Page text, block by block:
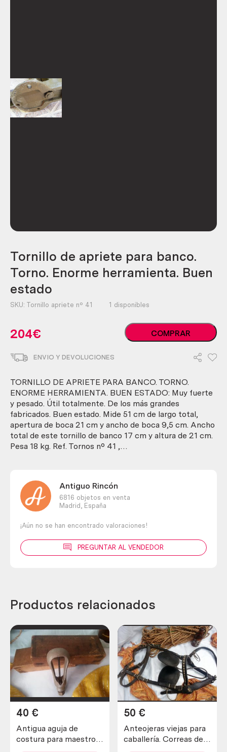
Tornillo de apriete para banco.
Torno. Enorme herramienta. Buen
estado
SKU: Tornillo apriete nº 41 1 disponibles
204€
Tornillo
de
Torno.
Enorme
herramienta.
Buen
estado
cantidad
COMPRAR
ENVIO Y DEVOLUCIONES
TORNILLO DE APRIETE PARA BANCO. TORNO.
ENORME HERRAMIENTA. BUEN ESTADO: Muy fuerte
y pesado. Útil totalmente. De los más grandes
fabricados. Buen estado. Mide 51 cm de largo total,
apertura de boca 21 cm y ancho de boca 9,5 cm. Ancho
total de este tornillo de banco 17 cm y altura de 21 cm.
Pesa 18 kg. Ref. Tornos nº 41 ,…
Antiguo Rincón
6816 objetos en venta
Madrid,
España
¡Aún no se han encontrado valoraciones!
PREGUNTAR AL VENDEDOR
Productos relacionados
Antigua aguja de
costura para maestros
40 €
Anteojeras viejas para
caballería. Correas de
50 €